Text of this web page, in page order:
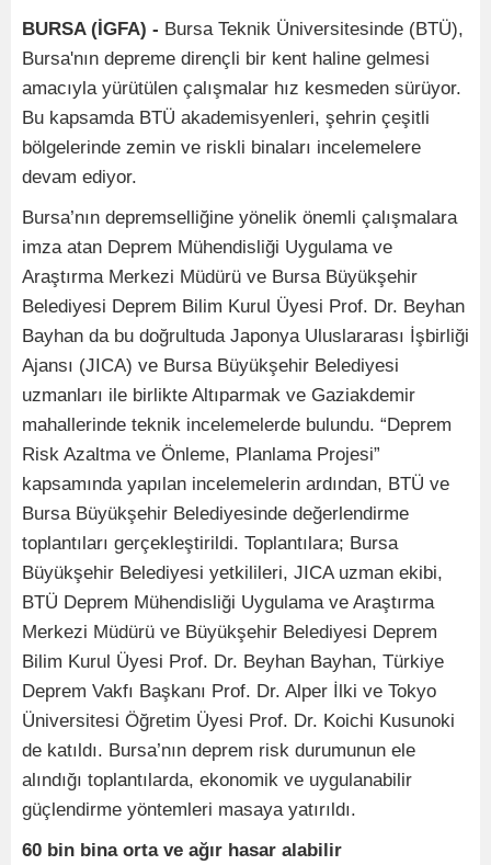
BURSA (İGFA) - Bursa Teknik Üniversitesinde (BTÜ),
Bursa'nın depreme dirençli bir kent haline gelmesi
amacıyla yürütülen çalışmalar hız kesmeden sürüyor.
Bu kapsamda BTÜ akademisyenleri, şehrin çeşitli
bölgelerinde zemin ve riskli binaları incelemelere
devam ediyor.
Bursa’nın depremselliğine yönelik önemli çalışmalara
imza atan Deprem Mühendisliği Uygulama ve
Araştırma Merkezi Müdürü ve Bursa Büyükşehir
Belediyesi Deprem Bilim Kurul Üyesi Prof. Dr. Beyhan
Bayhan da bu doğrultuda Japonya Uluslararası İşbirliği
Ajansı (JICA) ve Bursa Büyükşehir Belediyesi
uzmanları ile birlikte Altıparmak ve Gaziakdemir
mahallerinde teknik incelemelerde bulundu. “Deprem
Risk Azaltma ve Önleme, Planlama Projesi”
kapsamında yapılan incelemelerin ardından, BTÜ ve
Bursa Büyükşehir Belediyesinde değerlendirme
toplantıları gerçekleştirildi. Toplantılara; Bursa
Büyükşehir Belediyesi yetkilileri, JICA uzman ekibi,
BTÜ Deprem Mühendisliği Uygulama ve Araştırma
Merkezi Müdürü ve Büyükşehir Belediyesi Deprem
Bilim Kurul Üyesi Prof. Dr. Beyhan Bayhan, Türkiye
Deprem Vakfı Başkanı Prof. Dr. Alper İlki ve Tokyo
Üniversitesi Öğretim Üyesi Prof. Dr. Koichi Kusunoki
de katıldı. Bursa’nın deprem risk durumunun ele
alındığı toplantılarda, ekonomik ve uygulanabilir
güçlendirme yöntemleri masaya yatırıldı.
60 bin bina orta ve ağır hasar alabilir